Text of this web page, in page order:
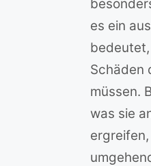
es ein
Schäden
müssen.
was sie